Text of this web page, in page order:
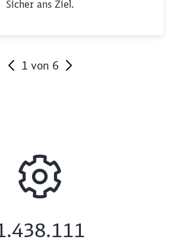
Sicher ans Ziel.
1 von 6